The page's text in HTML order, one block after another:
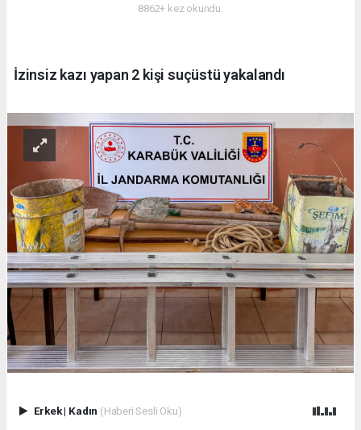
8862+ kez okundu.
İzinsiz kazı yapan 2 kişi suçüstü yakalandı
Erkek| Kadın (Haberi Sesli Oku)